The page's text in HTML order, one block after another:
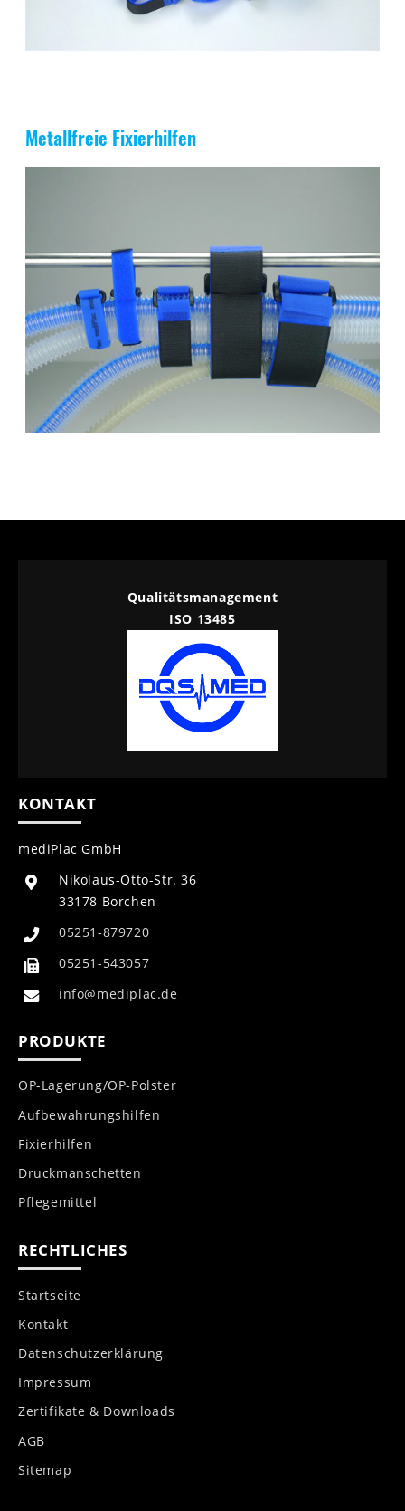
Metallfreie Fixierhilfen
Qualitätsmanagement
ISO 13485
KONTAKT
mediPlac GmbH
Nikolaus-Otto-Str. 36
33178 Borchen
05251-879720
05251-543057
info@mediplac.de
PRODUKTE
OP-Lagerung/OP-Polster
Aufbewahrungshilfen
Fixierhilfen
Druckmanschetten
Pflegemittel
RECHTLICHES
Startseite
Kontakt
Datenschutzerklärung
Impressum
Zertifikate & Downloads
AGB
Sitemap